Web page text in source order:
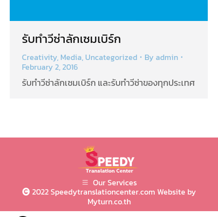
รับทำวีซ่าลักเซมเบิร์ก
Creativity, Media, Uncategorized By admin
February 2, 2016
รับทำวีซ่าลักเซมเบิร์ก และรับทำวีซ่าของทุกประเทศ
Our Services
2022 Speedytranslationcenter.com Website by
Myturn.co.th